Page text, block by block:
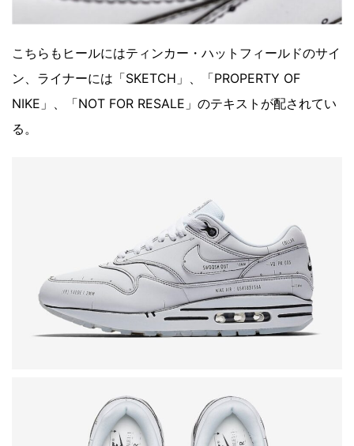
こちらもヒールにはティンカー・ハットフィールドのサイ
ン、ライナーには「SKETCH」、「PROPERTY OF
NIKE」、「NOT FOR RESALE」のテキストが配されてい
る。